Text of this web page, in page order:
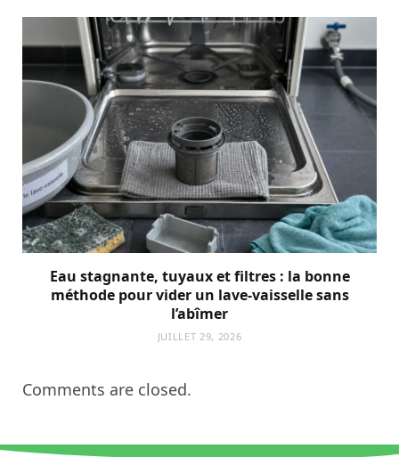
Eau stagnante, tuyaux et filtres : la bonne
méthode pour vider un lave-vaisselle sans
l’abîmer
JUILLET 29, 2026
Comments are closed.